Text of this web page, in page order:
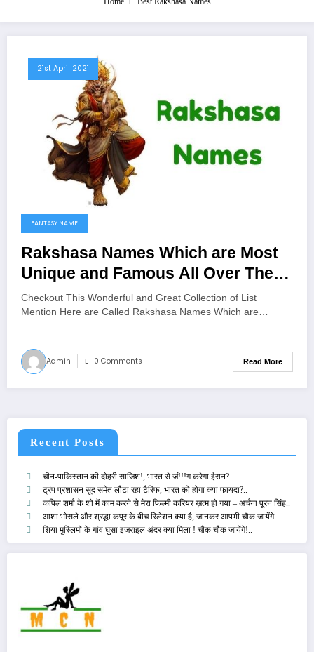
21st April 2021
FANTASY NAME
Rakshasa Names Which are Most
Unique and Famous All Over The
Worlds
Checkout This Wonderful and Great Collection of List
Mention Here are Called Rakshasa Names Which are…
Admin 0 Comments Read More
Recent Posts
चीन-पाकिस्तान की दोहरी साजिश!, भारत से जं!!!ग करेगा ईरान?..
ट्रंप प्रशासन सूद समेत लौटा रहा टैरिफ, भारत को होगा क्या फायदा?..
कपिल शर्मा के शो में काम करने से मेरा फिल्मी करियर ख़त्म हो गया – अर्चना पूरन सिंह..
आशा भोसले और श्रद्धा कपूर के बीच रिलेशन क्या है, जानकर आपभी चौक जायेंगे…
शिया मुस्लिमों के गांव घुसा इजराइल अंदर क्या मिला ! चौंक चौक जायेंगे!..